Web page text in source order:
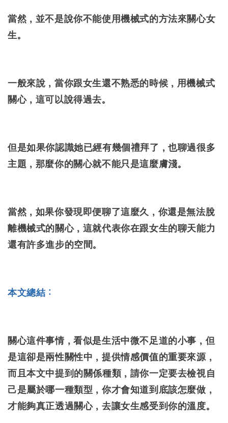
當然，並不是說你不能使用機械式的方法來關心女
生。
一般來說，當你跟女生還不熟悉的時候，用機械式
關心，這可以說得過去。
但是如果你認識她已經有幾個禮拜了，也聊過很多
主題，那麼你的關心就不能只是這麼膚淺。
當然，如果你發現即便聊了這麼久，你還是無法脫
離機械式的關心，這就代表你在跟女生的聊天能力
還有許多進步的空間。
本文總結：
關心這件事情，看似是生活中微不足道的小事，但
是這卻是兩性關性中，提供情感價值的重要來源，
而且本文中提到的關係種類，請你一定要去檢視自
己是屬於哪一種類型，你才會知道到底該怎麼做，
才能夠真正透過關心，去讓女生感受到你的溫度。